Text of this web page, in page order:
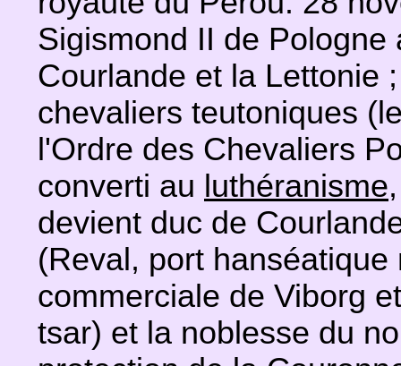
Sigismond II de Pologne
Courlande et la Lettonie
chevaliers teutoniques
l'Ordre des Chevaliers
converti au luthéranisme
devient duc de
(Reval, port
commerciale de Viborg
tsar) et la noblesse du